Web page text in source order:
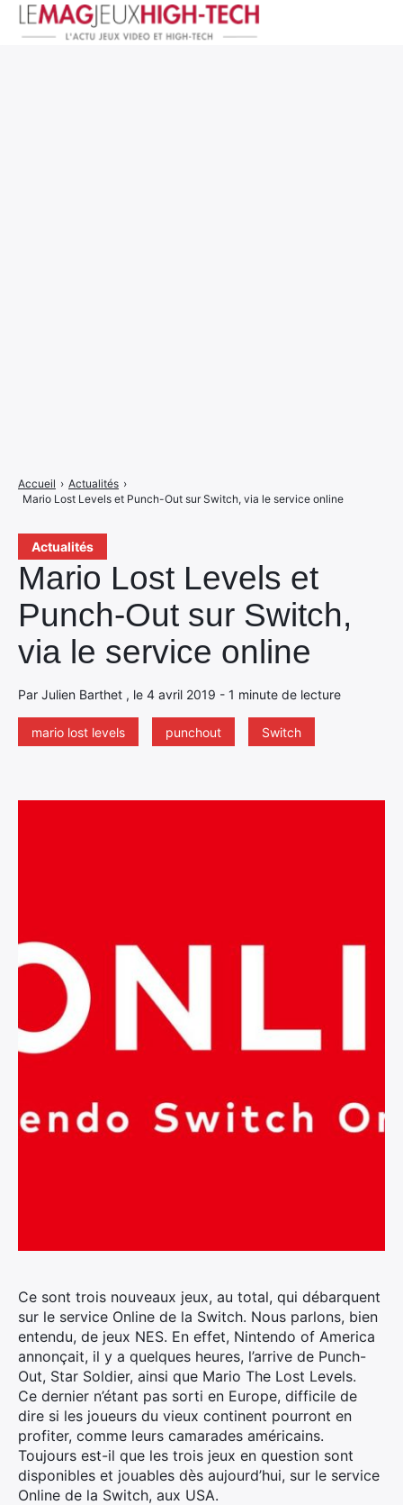
Actualités
Mario Lost Levels et
Punch-Out sur Switch,
via le service online
Par Julien Barthet , le 4 avril 2019 - 1 minute de lecture
mario lost levels punchout Switch
Accueil › Actualités ›
Mario Lost Levels et Punch-Out sur Switch, via le service online
Ce sont trois nouveaux jeux, au total, qui débarquent
sur le service Online de la Switch. Nous parlons, bien
entendu, de jeux NES. En effet, Nintendo of America
annonçait, il y a quelques heures, l’arrive de Punch-
Out, Star Soldier, ainsi que Mario The Lost Levels.
Ce dernier n’étant pas sorti en Europe, difficile de
dire si les joueurs du vieux continent pourront en
profiter, comme leurs camarades américains.
Toujours est-il que les trois jeux en question sont
disponibles et jouables dès aujourd’hui, sur le service
Online de la Switch, aux USA.